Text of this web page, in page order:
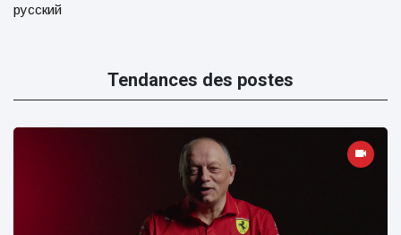
русский
Tendances des postes